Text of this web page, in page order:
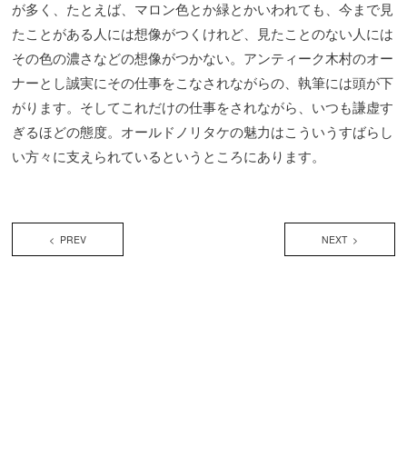
が多く、たとえば、マロン色とか緑とかいわれても、今まで見
たことがある人には想像がつくけれど、見たことのない人には
その色の濃さなどの想像がつかない。アンティーク木村のオー
ナーとし誠実にその仕事をこなされながらの、執筆には頭が下
がります。そしてこれだけの仕事をされながら、いつも謙虚す
ぎるほどの態度。オールドノリタケの魅力はこういうすばらし
い方々に支えられているというところにあります。
< PREV NEXT >